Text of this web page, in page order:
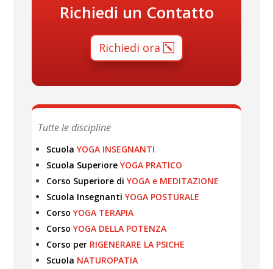
Richiedi un Contatto
Richiedi ora
Tutte le discipline
Scuola YOGA INSEGNANTI
Scuola SuperioreYOGA PRATICO
Corso Superiore diYOGA e MEDITAZIONE
Scuola Insegnanti YOGA POSTURALE
Corso YOGA TERAPIA
Corso YOGA DELLA POTENZA
Corso per RIGENERARE LA PSICHE
Scuola NATUROPATIA